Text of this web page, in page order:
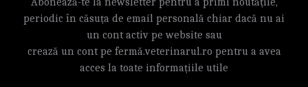
periodic în căsuța de email personală chiar dacă nu ai
un cont activ pe website sau
crează un cont pe fermă.veterinarul.ro pentru a avea
acces la toate informațiile utile